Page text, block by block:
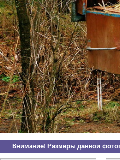
Внимание! Размеры данной